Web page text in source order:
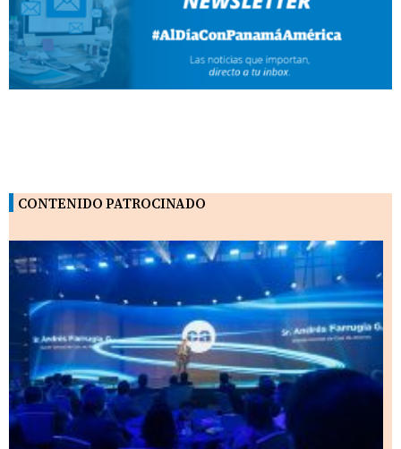
CONTENIDO PATROCINADO